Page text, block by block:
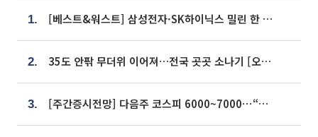
1. [베스트&워스트] 삼성전자·SK하이닉스 밀린 한 주…상상인증권은 85% 급등
2. 35도 안팎 무더위 이어져…전국 곳곳 소나기 [오늘 날씨]
3. [주간증시전망] 다음주 코스피 6000~7000⋯“外人 수급은 정책이 변수”